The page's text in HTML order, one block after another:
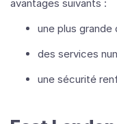
avantages suivants :
une plus grande
des services
une sécurité